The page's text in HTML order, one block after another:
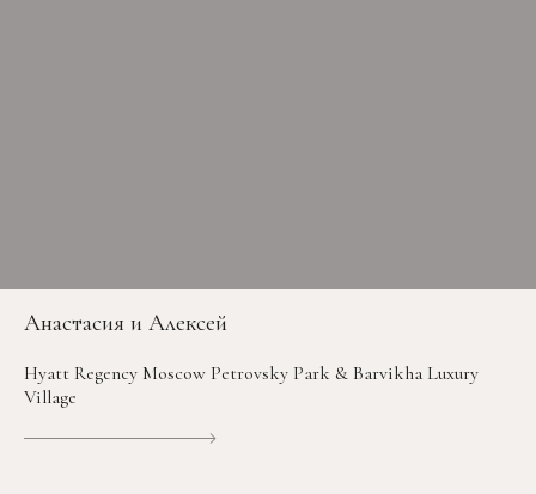
Анастасия и Алексей
Hyatt Regency Moscow Petrovsky Park & Barvikha Luxury
Village